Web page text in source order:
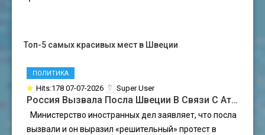
Топ-5 самых красивых мест в Швеции
Hits:178 07-07-2026
ПОЛИТИКА
Super User
Россия Вызвала Посла Швеции В Связи С Ат…
Министерство иностранных дел заявляет, что посла
вызвали и он выразил «решительный» протест в